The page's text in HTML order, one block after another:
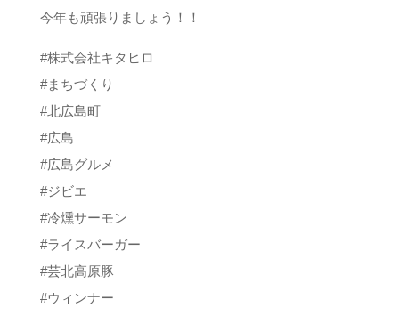
今年も頑張りましょう！！
#株式会社キタヒロ
#まちづくり
#北広島町
#広島
#広島グルメ
#ジビエ
#冷燻サーモン
#ライスバーガー
#芸北高原豚
#ウィンナー